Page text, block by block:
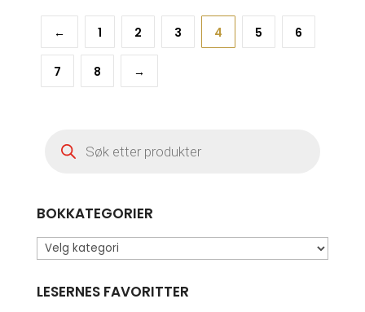
kr 359,00.
← 1 2 3 4 5 6
7 8 →
search
BOKKATEGORIER
LESERNES FAVORITTER